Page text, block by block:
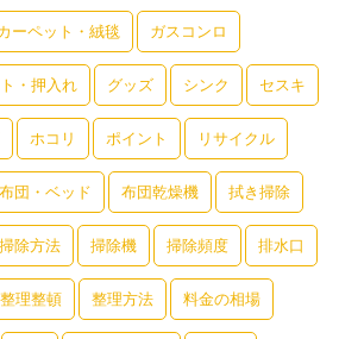
ーペット・絨毯 ガスコンロ
・押入れ グッズ シンク セスキ
ホコリ ポイント リサイクル
布団・ベッド 布団乾燥機 拭き掃除
掃除方法 掃除機 掃除頻度 排水口
整理整頓 整理方法 料金の相場